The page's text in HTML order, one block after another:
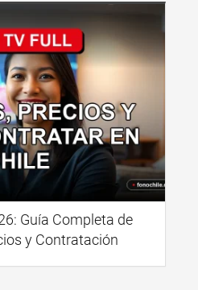
Guía Completa de
y Contratación